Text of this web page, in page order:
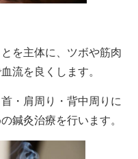
を主体に、ツボや筋肉
流を良くします。
・肩周り・背中周りに
鍼灸治療を行います。